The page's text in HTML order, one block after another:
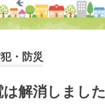
・防災
解消しました